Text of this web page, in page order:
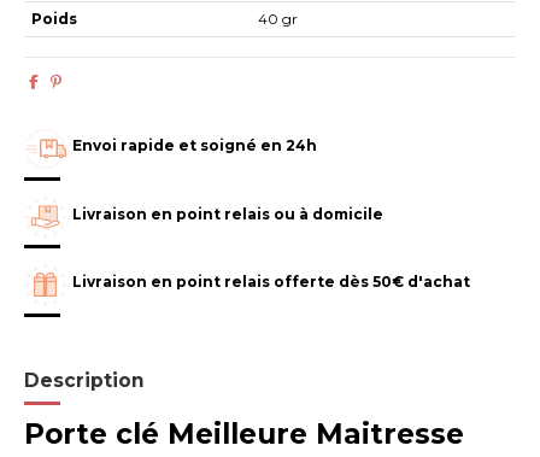
Poids
40 gr
Envoi rapide et soigné en 24h
Livraison en point relais ou à domicile
Livraison en point relais offerte dès 50€ d'achat
Description
Porte clé Meilleure Maitresse